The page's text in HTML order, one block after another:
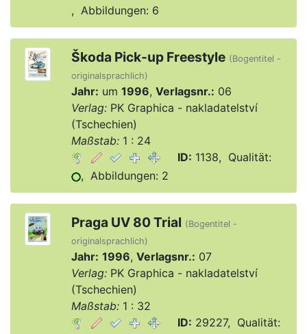
, Abbildungen: 6
Škoda Pick-up Freestyle (Bogentitel -
originalsprachlich)
Jahr: um 1996, Verlagsnr.: 06
Verlag:PK Graphica - nakladatelství
(Tschechien)
Maßstab:1 : 24
ID: 1138, Qualität:
, Abbildungen: 2
Praga UV 80 Trial (Bogentitel -
originalsprachlich)
Jahr: 1996, Verlagsnr.: 07
Verlag:PK Graphica - nakladatelství
(Tschechien)
Maßstab:1 : 32
ID: 29227, Qualität: